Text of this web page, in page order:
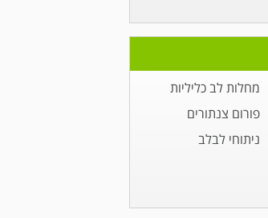
מחלות לב כליליות
פורום צנתורים
ניתוחי לבלב